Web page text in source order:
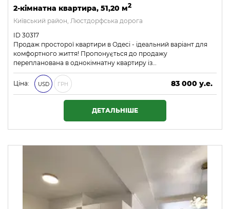
2-кімнатна квартира, 51,20 м2
Київський район, Люстдорфська дорога
ID 30317
Продаж просторої квартири в Одесі - ідеальний варіант для
комфортного життя! Пропонується до продажу
перепланована в однокімнатну квартиру із…
Ціна: USD ГРН
83 000 у.е.
3 569 000 ₴
ДЕТАЛЬНІШЕ